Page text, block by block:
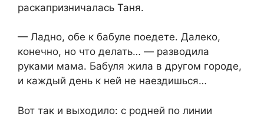
раскапризничалась Таня.
— Ладно, обе к бабуле поедете. Далеко,
конечно, но что делать… — разводила
руками мама. Бабуля жила в другом городе,
и каждый день к ней не наездишься…
Вот так и выходило: с родней по линии